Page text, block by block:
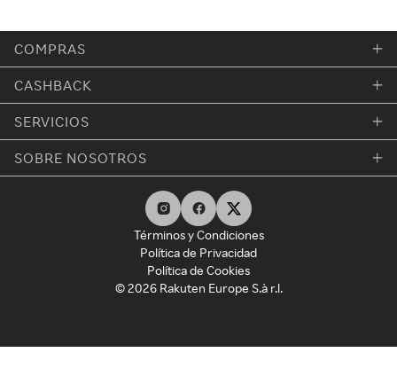
COMPRAS
CASHBACK
SERVICIOS
SOBRE NOSOTROS
Términos y Condiciones
Política de Privacidad
Política de Cookies
© 2026 Rakuten Europe S.à r.l.